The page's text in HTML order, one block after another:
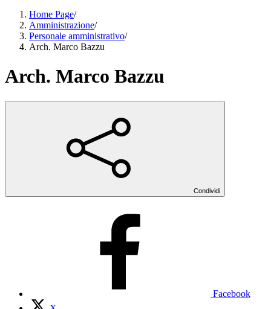
Home Page/
Amministrazione/
Personale amministrativo/
Arch. Marco Bazzu
Arch. Marco Bazzu
Condividi
Facebook